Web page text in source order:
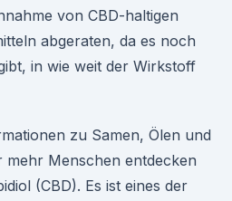
von CBD-haltigen
abgeraten, da es noch
in wie weit der Wirkstoff
zu Samen, Ölen und
mehr Menschen entdecken
(CBD). Es ist eines der